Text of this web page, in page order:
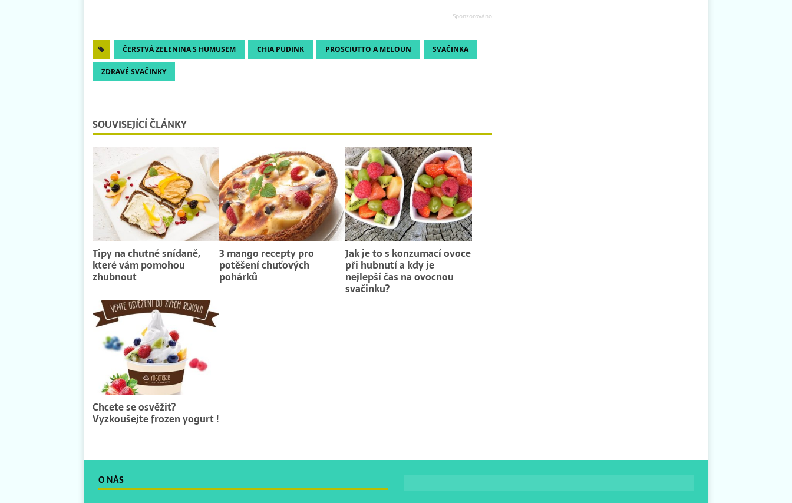
ČERSTVÁ ZELENINA S HUMUSEM CHIA PUDINK PROSCIUTTO A MELOUN SVAČINKA
ZDRAVÉ SVAČINKY
SOUVISEJÍCÍ ČLÁNKY
Tipy na chutné snídaně,
které vám pomohou
zhubnout
3 mango recepty pro
potěšení chuťových
pohárků
Jak je to s konzumací ovoce
při hubnutí a kdy je
nejlepší čas na ovocnou
svačinku?
Chcete se osvěžit?
Vyzkoušejte frozen yogurt !
O NÁS